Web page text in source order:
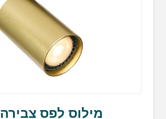
מילוס לפס צבירה GU10